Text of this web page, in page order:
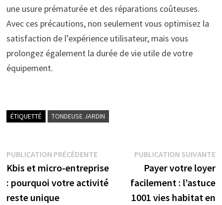
une usure prématurée et des réparations coûteuses.
Avec ces précautions, non seulement vous optimisez la
satisfaction de l’expérience utilisateur, mais vous
prolongez également la durée de vie utile de votre
équipement.
ÉTIQUETTÉ TONDEUSE JARDIN
Navigation
de
l’article
PUBLICATION PRÉCÉDENTEPublication
précédente :
Kbis et micro-entreprise
: pourquoi votre activité
reste unique
PUBLICATION SUIVANTE
Payer votre loyer
facilement : l’astuce
1001 vies habitat en